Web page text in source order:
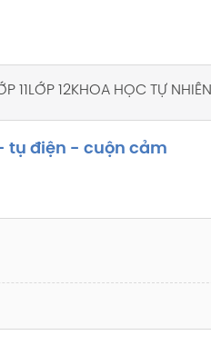
11 LỚP 12KHOA HỌC TỰ NHIÊN
tụ điện - cuộn cảm